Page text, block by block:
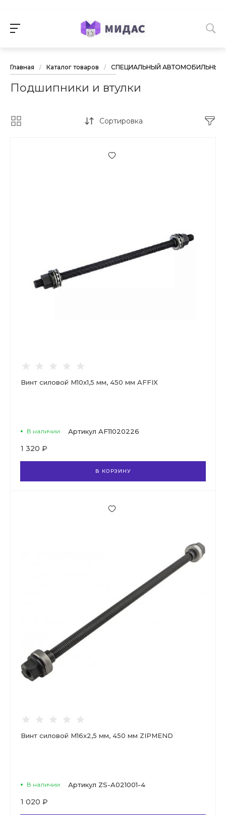
Главная / Каталог товаров / СПЕЦИАЛЬНЫЙ АВТОМОБИЛЬНЫЙ
Подшипники и втулки
Сортировка
Винт силовой М10х1,5 мм, 450 мм AFFIX
В наличии Артикул AF11020226
1 320 ₽
В КОРЗИНУ
Винт силовой М16х2,5 мм, 450 мм ZIPMEND
В наличии Артикул ZS-A021001-4
1 020 ₽